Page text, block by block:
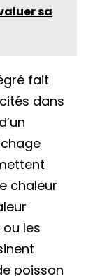
sa
fait
dans
chaleur
les
poisson